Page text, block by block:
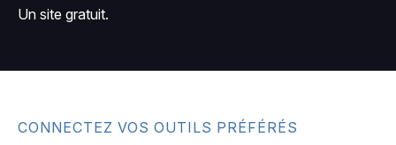
Un site gratuit.
CONNECTEZ VOS OUTILS PRÉFÉRÉS